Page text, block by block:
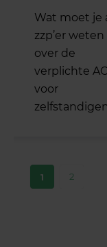
Wat moet je
zzp’er weten
over de
verplichte
voor
1 2